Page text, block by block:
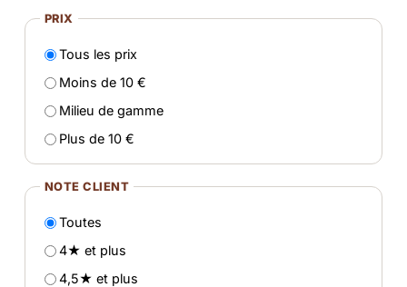
PRIX
Tous les prix
Moins de 10 €
Milieu de gamme
Plus de 10 €
NOTE CLIENT
Toutes
4★ et plus
4,5★ et plus